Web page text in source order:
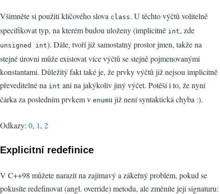
Všimněte si použití klíčového slova class. U těchto výčtů volitelně
specifikovat typ, na kterém budou uloženy (implicitně int, zde
unsigned int). Dále, tvoří již samostatný prostor jmen, takže na
stejné úrovni může existovat více výčtů se stejně pojmenovanými
konstantami. Důležitý fakt také je, že prvky výčtů již nejsou implicitně
převeditelné na int ani na jakýkoliv jiný výčet. Potěší i to, že nyní
čárka za posledním prvkem v enumu již není syntaktická chyba :).
Odkazy: 0, 1, 2
Explicitní redefinice
V C++98 můžete narazit na zajímavý a zákeřný problém, pokud se
pokusíte redefinovat (angl. override) metodu, ale změníte její signaturu: